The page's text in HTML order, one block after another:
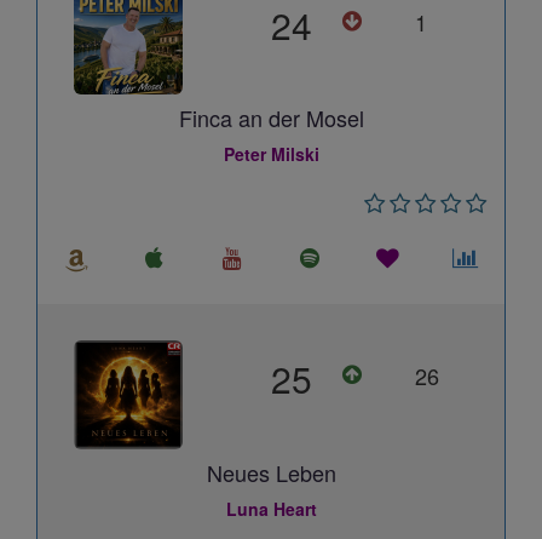
24 1
Finca an der Mosel
Peter Milski
25 26
Neues Leben
Luna Heart